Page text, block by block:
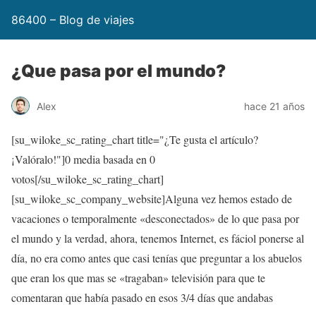
86400 – Blog de viajes
¿Que pasa por el mundo?
Alex hace 21 años
[su_wiloke_sc_rating_chart title="¿Te gusta el artículo?
¡Valóralo!"]0media basada en 0
votos[/su_wiloke_sc_rating_chart]
[su_wiloke_sc_company_website]Alguna vez hemos estado de
vacaciones o temporalmente «desconectados» de lo que pasa por
el mundo y la verdad, ahora, tenemos Internet, es fáciol ponerse al
día, no era como antes que casi tenías que preguntar a los abuelos
que eran los que mas se «tragaban» televisión para que te
comentaran que había pasado en esos 3/4 días que andabas